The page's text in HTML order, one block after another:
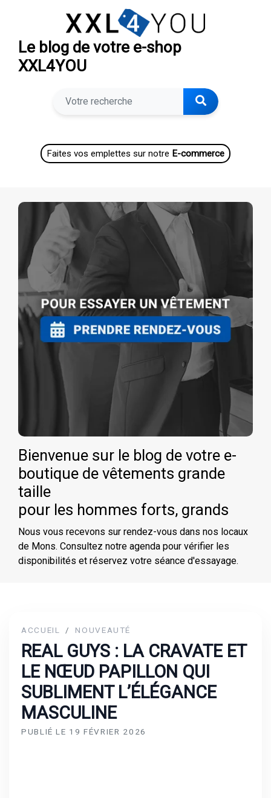
Faites vos emplettes sur notre E-commerce
Le blog de votre e-shop
XXL4YOU
Bienvenue sur le blog de votre e-
boutique de vêtements grande
taille
pour les hommes forts, grands
Nous vous recevons sur rendez-vous dans nos locaux
de Mons. Consultez notre agenda pour vérifier les
disponibilités et réservez votre séance d'essayage.
ACCUEIL / NOUVEAUTÉ
REAL GUYS : LA CRAVATE ET
LE NŒUD PAPILLON QUI
SUBLIMENT L’ÉLÉGANCE
MASCULINE
PUBLIÉ LE 19 FÉVRIER 2026